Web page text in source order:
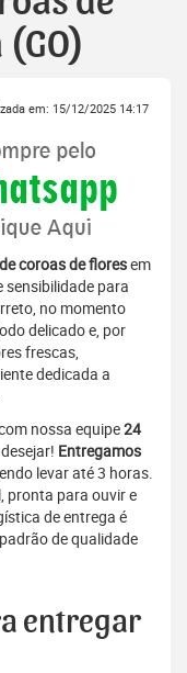
em: 15/12/2025 14:17
coroas de floresem
sensibilidade para
no momento
delicado e, por
frescas,
dedicada a
nossa equipe24
Entregamos
levar até 3 horas.
pronta para ouvir e
de entrega é
de qualidade
entregar